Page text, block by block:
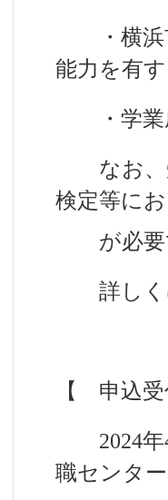
・横浜市
能力を有す
・学業成
なお、受
検定等に
が必要
詳しく
【 申込
2024年4
職センタ